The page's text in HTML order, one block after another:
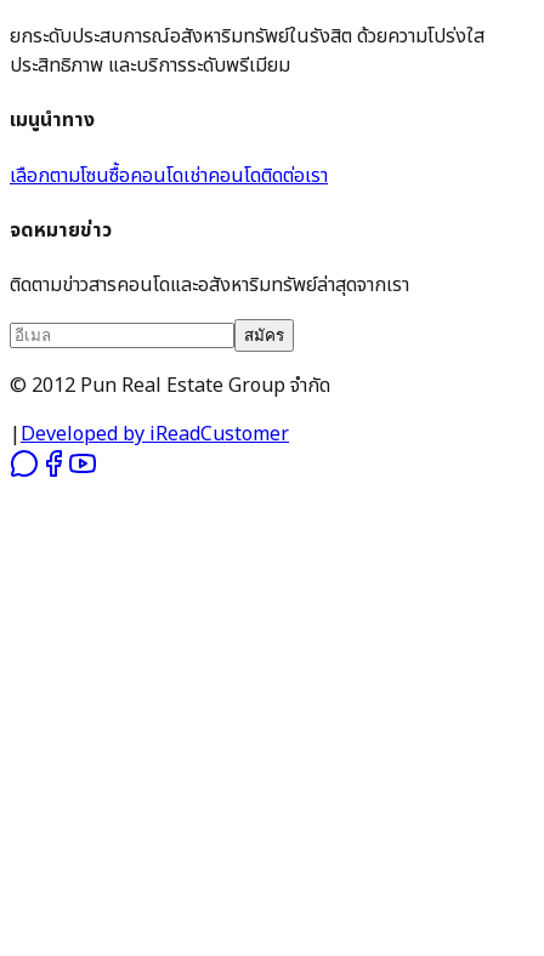
ยกระดับประสบการณ์อสังหาริมทรัพย์ในรังสิต ด้วยความโปร่งใส
ประสิทธิภาพ และบริการระดับพรีเมียม
เมนูนำทาง
เลือกตามโซนซื้อคอนโดเช่าคอนโดติดต่อเรา
จดหมายข่าว
ติดตามข่าวสารคอนโดและอสังหาริมทรัพย์ล่าสุดจากเรา
สมัคร
© 2012 Pun Real Estate Group จำกัด
|Developed by iReadCustomer